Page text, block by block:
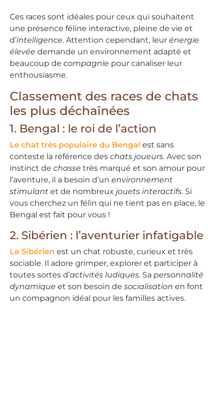
Ces races sont idéales pour ceux qui souhaitent
une présence féline interactive, pleine de vie et
d’intelligence. Attention cependant, leur énergie
élevée demande un environnement adapté et
beaucoup de compagnie pour canaliser leur
enthousiasme.
Classement des races de chats
les plus déchaînées
1. Bengal : le roi de l’action
Le chat très populaire du Bengal est sans
conteste la référence des chats joueurs. Avec son
instinct de chasse très marqué et son amour pour
l’aventure, il a besoin d’un environnement
stimulant et de nombreux jouets interactifs. Si
vous cherchez un félin qui ne tient pas en place, le
Bengal est fait pour vous !
2. Sibérien : l’aventurier infatigable
Le Sibérien est un chat robuste, curieux et très
sociable. Il adore grimper, explorer et participer à
toutes sortes d’activités ludiques. Sa personnalité
dynamique et son besoin de socialisation en font
un compagnon idéal pour les familles actives.